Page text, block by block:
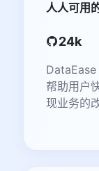
人人可用
24k
DataEase
帮助用户
现业务的